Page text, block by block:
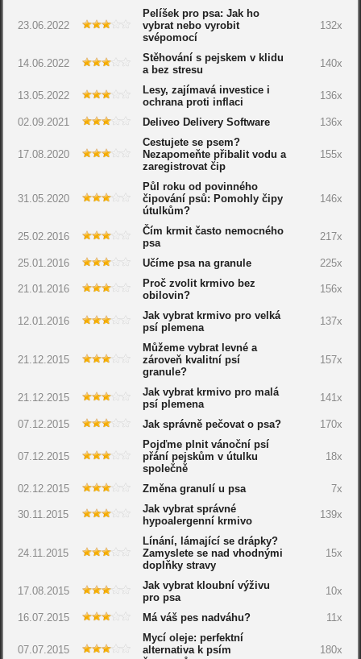
23.06.2022
Pelíšek pro psa: Jak ho
vybrat nebo vyrobit
svépomocí
132x
14.06.2022
Stěhování s pejskem v klidu
a bez stresu
140x
13.05.2022
Lesy, zajímavá investice i
ochrana proti inflaci
136x
02.09.2021 Deliveo Delivery Software 136x
17.08.2020
Cestujete se psem?
Nezapomeňte přibalit vodu a
zaregistrovat čip
155x
31.05.2020
Půl roku od povinného
čipování psů: Pomohly čipy
útulkům?
146x
25.02.2016
Čím krmit často nemocného
psa
217x
25.01.2016 Učíme psa na granule 225x
21.01.2016
Proč zvolit krmivo bez
obilovin?
156x
12.01.2016
Jak vybrat krmivo pro velká
psí plemena
137x
21.12.2015
Můžeme vybrat levné a
zároveň kvalitní psí
granule?
157x
21.12.2015
Jak vybrat krmivo pro malá
psí plemena
141x
07.12.2015 Jak správně pečovat o psa? 170x
07.12.2015
Pojďme plnit vánoční psí
přání pejskům v útulku
společně
18x
02.12.2015 Změna granulí u psa 7x
30.11.2015
Jak vybrat správné
hypoalergenní krmivo
139x
24.11.2015
Línání, lámající se drápky?
Zamyslete se nad vhodnými
doplňky stravy
15x
17.08.2015
Jak vybrat kloubní výživu
pro psa
10x
16.07.2015 Má váš pes nadváhu? 11x
07.07.2015
Mycí oleje: perfektní
alternativa k psím
180x